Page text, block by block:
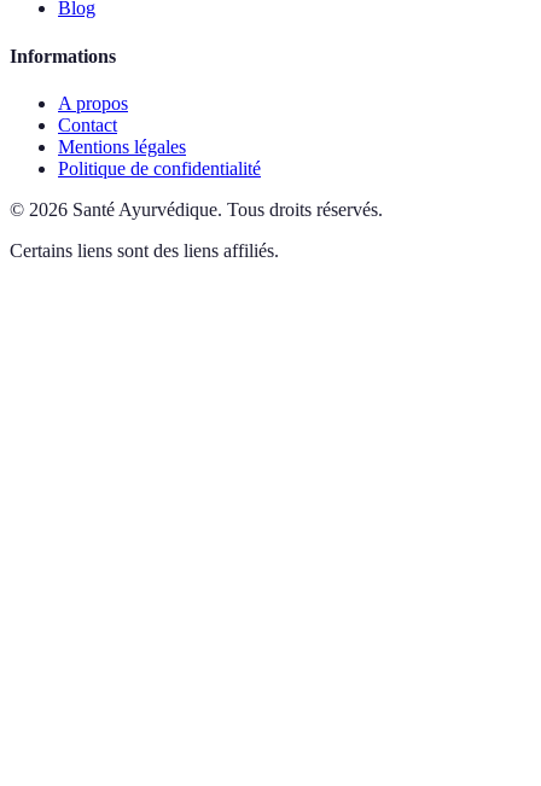
Blog
Informations
A propos
Contact
Mentions légales
Politique de confidentialité
© 2026 Santé Ayurvédique. Tous droits réservés.
Certains liens sont des liens affiliés.